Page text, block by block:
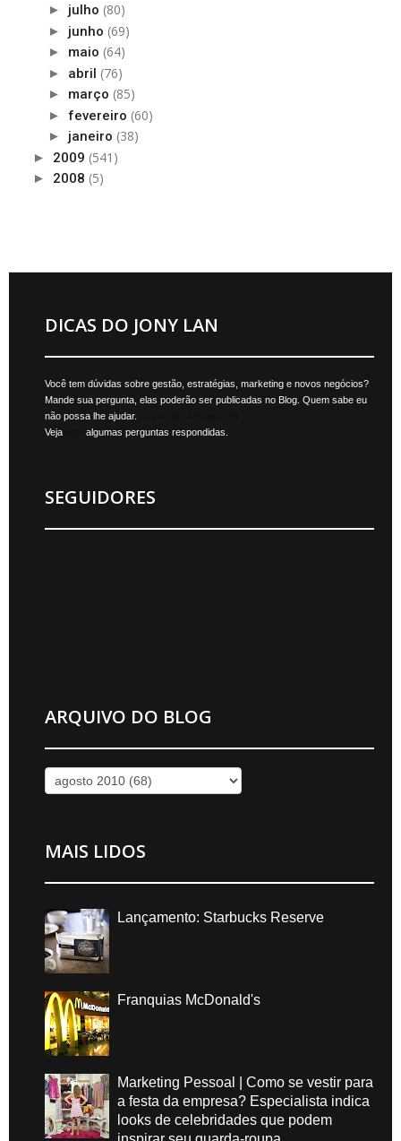
► julho (80)
► junho (69)
► maio (64)
► abril (76)
► março (85)
► fevereiro (60)
► janeiro (38)
► 2009 (541)
► 2008 (5)
DICAS DO JONY LAN
Você tem dúvidas sobre gestão, estratégias, marketing e novos negócios?
Mande sua pergunta, elas poderão ser publicadas no Blog. Quem sabe eu
não possa lhe ajudar.
Veja
algumas perguntas respondidas.
SEGUIDORES
ARQUIVO DO BLOG
MAIS LIDOS
Lançamento: Starbucks Reserve
Franquias McDonald's
Marketing Pessoal | Como se vestir para
a festa da empresa? Especialista indica
looks de celebridades que podem